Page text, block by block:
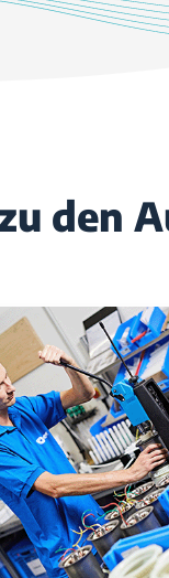
den